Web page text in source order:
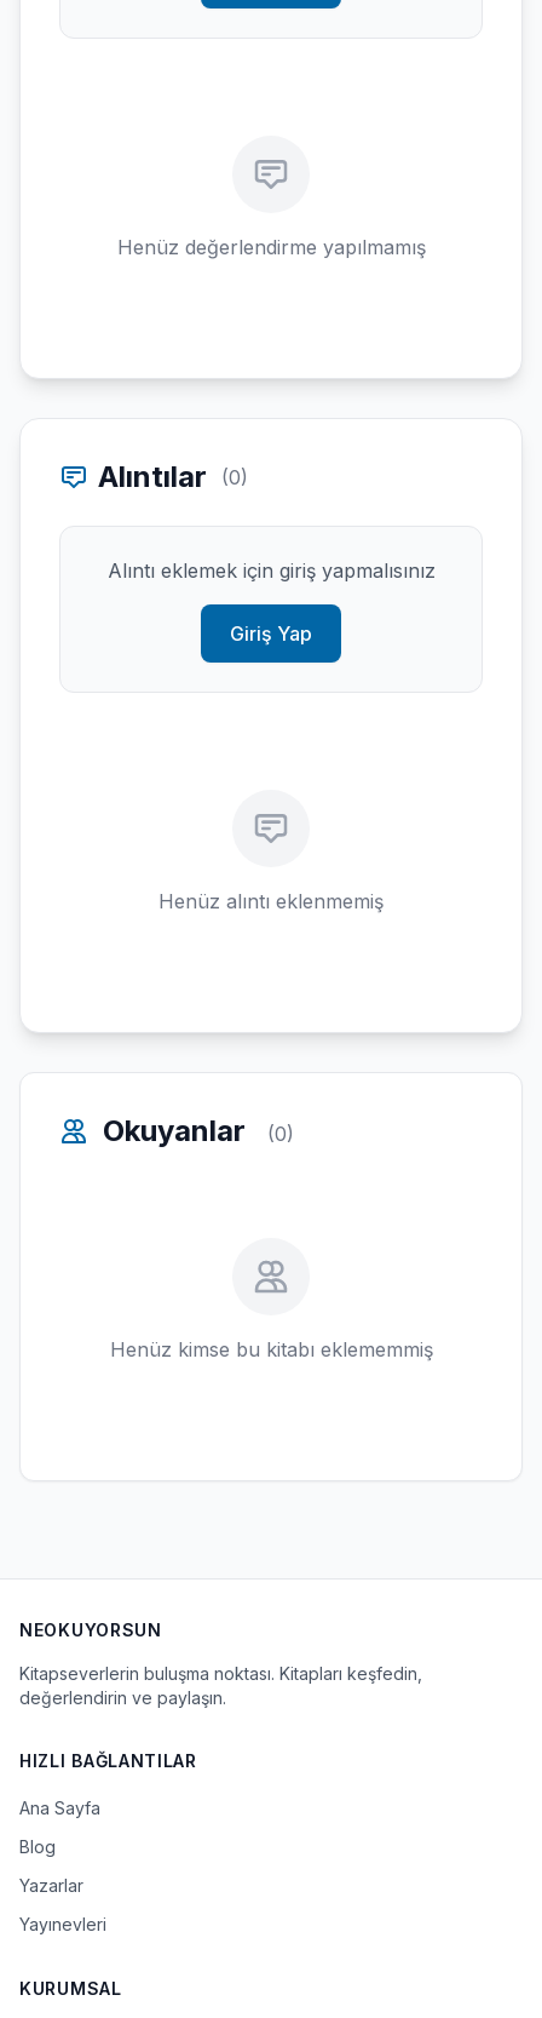
Henüz değerlendirme yapılmamış
Alıntılar (0)
Alıntı eklemek için giriş yapmalısınız
Giriş Yap
Henüz alıntı eklenmemiş
Okuyanlar (0)
Henüz kimse bu kitabı eklememmiş
NEOKUYORSUN
Kitapseverlerin buluşma noktası. Kitapları keşfedin,
değerlendirin ve paylaşın.
HIZLI BAĞLANTILAR
Ana Sayfa
Blog
Yazarlar
Yayınevleri
KURUMSAL